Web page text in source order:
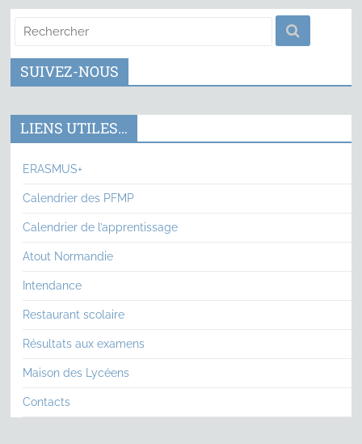
SUIVEZ-NOUS
LIENS UTILES…
ERASMUS+
Calendrier des PFMP
Calendrier de l’apprentissage
Atout Normandie
Intendance
Restaurant scolaire
Résultats aux examens
Maison des Lycéens
Contacts